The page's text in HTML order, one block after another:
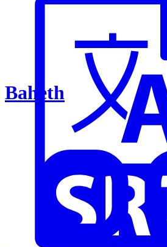
Baheth